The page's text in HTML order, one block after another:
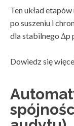
Ten układ
po suszeniu i
dla stabilnego Δp
Dowiedz się